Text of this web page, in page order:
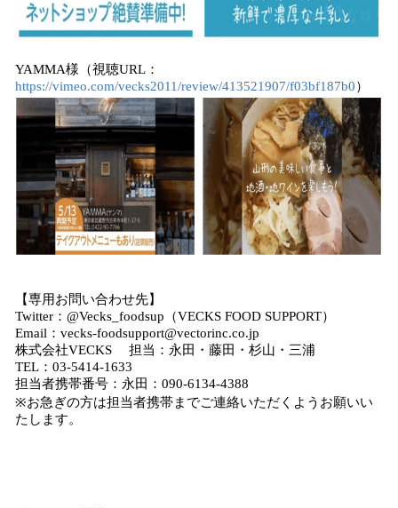
YAMMA様（視聴URL：
https://vimeo.com/vecks2011/review/413521907/f03bf187b0）
【専用お問い合わせ先】
Twitter：@Vecks_foodsup（VECKS FOOD SUPPORT）
Email：vecks-foodsupport@vectorinc.co.jp
株式会社VECKS 担当：永田・藤田・杉山・三浦
TEL：03-5414-1633
担当者携帯番号：永田：090-6134-4388
※お急ぎの方は担当者携帯までご連絡いただくようお願いい
たします。